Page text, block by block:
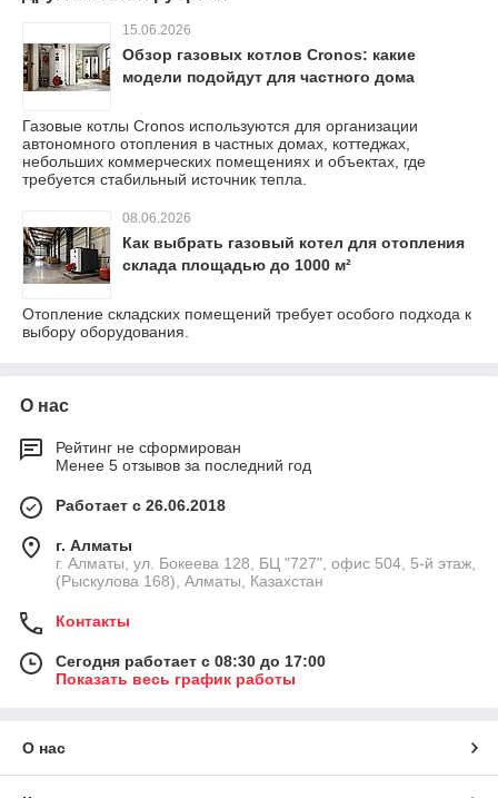
15.06.2026
Обзор газовых котлов Cronos: какие
модели подойдут для частного дома
Газовые котлы Cronos используются для организации
автономного отопления в частных домах, коттеджах,
небольших коммерческих помещениях и объектах, где
требуется стабильный источник тепла.
08.06.2026
Как выбрать газовый котел для отопления
склада площадью до 1000 м²
Отопление складских помещений требует особого подхода к
выбору оборудования.
О нас
Рейтинг не сформирован
Менее 5 отзывов за последний год
Работает с 26.06.2018
г. Алматы
г. Алматы, ул. Бокеева 128, БЦ "727", офис 504, 5-й этаж,
(Рыскулова 168), Алматы, Казахстан
Контакты
Сегодня работает с 08:30 до 17:00
Показать весь график работы
О нас